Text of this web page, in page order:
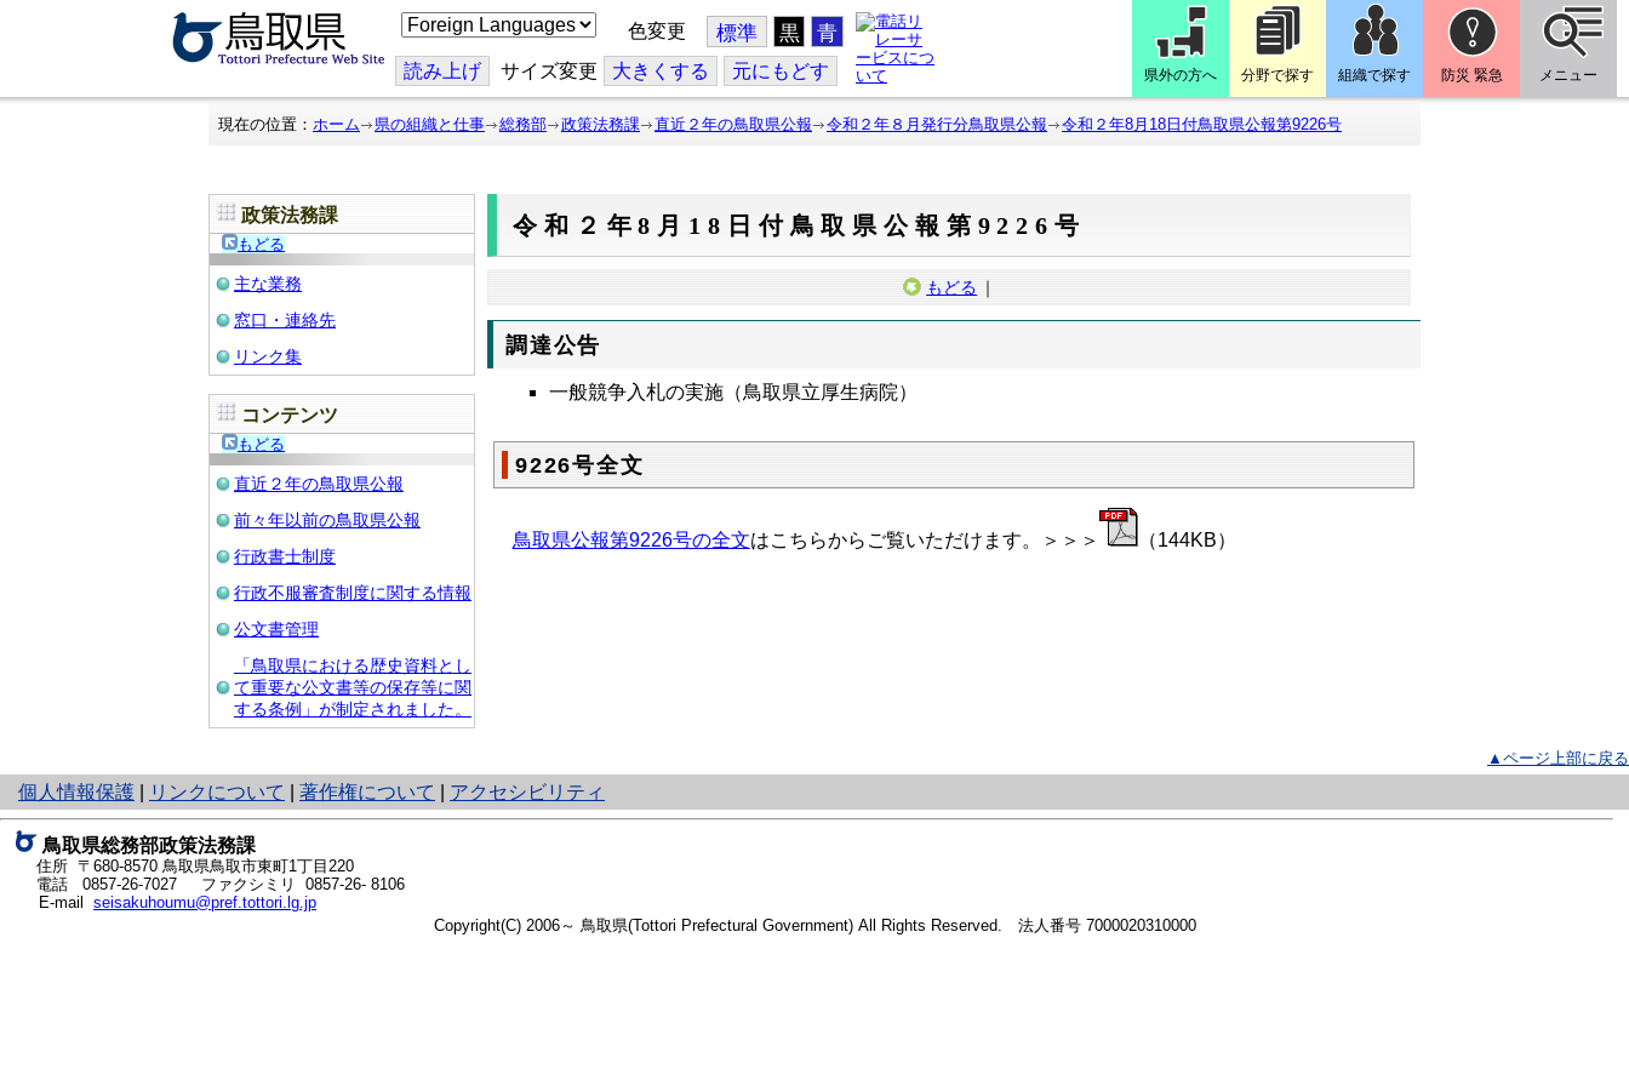
こ
の
ジ
を
翻
色変更 標準 黒 青
読み上げ サイズ変更 大きくする 元にもどす 県外の方へ 分野で探す 組織で探す 防災 緊急 メニュー
現在の位置： ホーム 県の組織と仕事 総務部 政策法務課 直近２年の鳥取県公報 令和２年８月発行分鳥取県公報 令和２年8月18日付鳥取県公報第9226号
政策法務課
もどる
主な業務
窓口・連絡先
リンク集
コンテンツ
もどる
直近２年の鳥取県公報
前々年以前の鳥取県公報
行政書士制度
行政不服審査制度に関する情報
公文書管理
「鳥取県における歴史資料とし
て重要な公文書等の保存等に関
する条例」が制定されました。
令和２年8月18日付鳥取県公報第9226号
もどる ｜
調達公告
一般競争入札の実施（鳥取県立厚生病院）
9226号全文
鳥取県公報第9226号の全文はこちらからご覧いただけます。＞＞＞ （144KB）
▲ページ上部に戻る
個人情報保護
と
り
ネ
ッ
ト
へ
リンクについて 著作権について アクセシビリティ
鳥取県総務部政策法務課
住所 〒680-8570 鳥取県鳥取市東町1丁目220
電話 0857-26-7027
ファクシミリ 0857-26- 8106
E-mail seisakuhoumu@pref.tottori.lg.jp
Copyright(C) 2006～ 鳥取県(Tottori Prefectural Government) All Rights Reserved. 法人番号 7000020310000